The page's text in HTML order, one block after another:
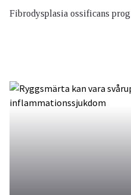
Fibrodysplasia ossificans